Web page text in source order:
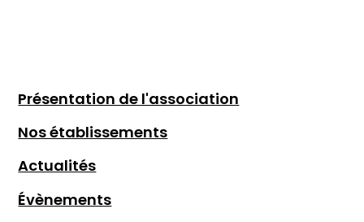
Présentation de l'association
Nos établissements
Actualités
Évènements